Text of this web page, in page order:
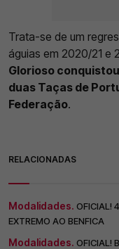
Trata-se de um
águias em 2020/21 e
Glorioso
duas Taças de
Federação.
RELACIONADAS
Modalidades. OFICIAL!
EXTREMO AO BENFICA
Modalidades. OFICIAL!